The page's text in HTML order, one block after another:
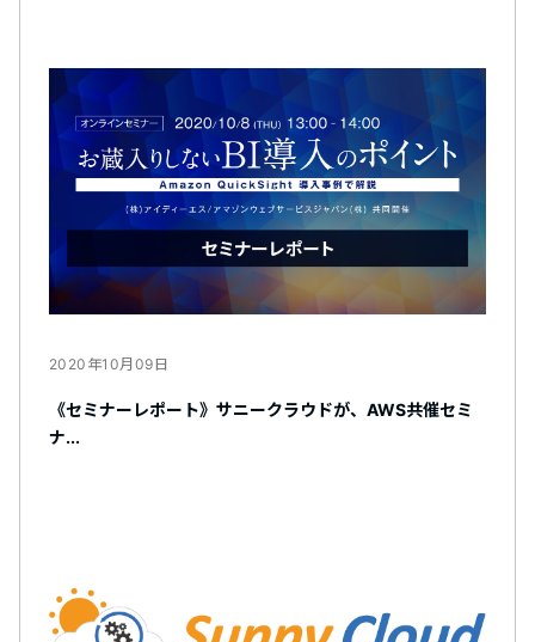
2020年10月09日
《セミナーレポート》サニークラウドが、AWS共催セミ
ナ...